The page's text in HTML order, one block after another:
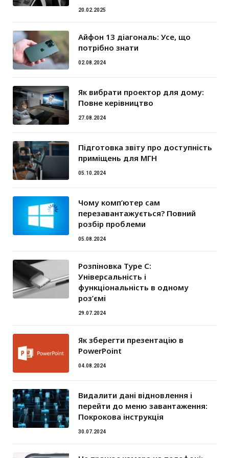
20.02.2025
Айфон 13 діагональ: Усе, що
потрібно знати
02.08.2024
Як вибрати проектор для дому:
Повне керівництво
27.08.2024
Підготовка звіту про доступність
приміщень для МГН
05.10.2024
Чому комп’ютер сам
перезавантажується? Повний
розбір проблеми
05.08.2024
Розпіновка Type C:
Універсальність і
функціональність в одному
роз’ємі
29.07.2024
Як зберегти презентацію в
PowerPoint
04.08.2024
Видалити дані відновлення і
перейти до меню завантаження:
Покрокова інструкція
30.07.2024